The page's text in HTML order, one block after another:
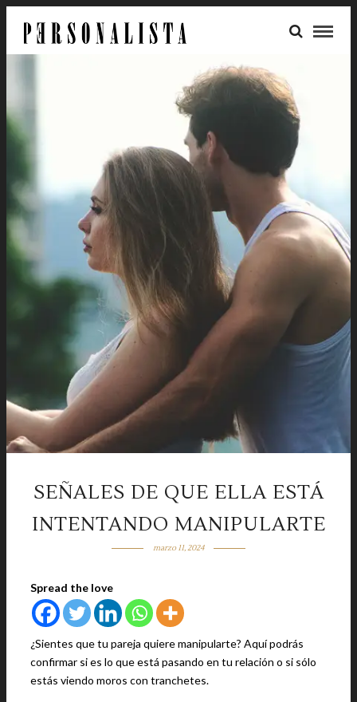
SEÑALES DE QUE ELLA ESTÁ
INTENTANDO MANIPULARTE
marzo 11, 2024
Spread the love
¿Sientes que tu pareja quiere manipularte? Aquí podrás
confirmar si es lo que está pasando en tu relación o si sólo
estás viendo moros con tranchetes.